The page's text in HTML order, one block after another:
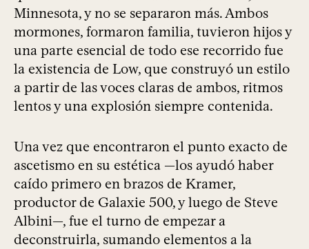
Minnesota, y no se separaron más. Ambos
mormones, formaron familia, tuvieron hijos y
una parte esencial de todo ese recorrido fue
la existencia de Low, que construyó un estilo
a partir de las voces claras de ambos, ritmos
lentos y una explosión siempre contenida.
Una vez que encontraron el punto exacto de
ascetismo en su estética —los ayudó haber
caído primero en brazos de Kramer,
productor de Galaxie 500, y luego de Steve
Albini—, fue el turno de empezar a
deconstruirla, sumando elementos a la